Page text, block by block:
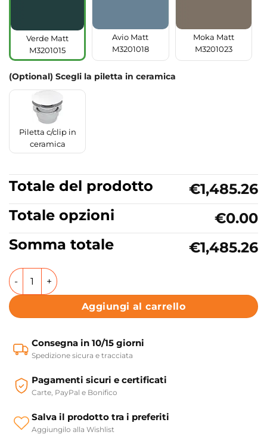
Verde Matt
M3201015
Avio Matt
M3201018
Moka Matt
M3201023
(Optional) Scegli la piletta in ceramica
Piletta c/clip in
ceramica
Totale del prodotto
€1,485.26
Totale opzioni
€0.00
Somma totale
€1,485.26
Mobile bagno sospeso in legno laccato con lavabo in
Aggiungi al carrello
Consegna in 10/15 giorni
Spedizione sicura e tracciata
Pagamenti sicuri e certificati
Carte, PayPal e Bonifico
Salva il prodotto tra i preferiti
Aggiungilo alla Wishlist